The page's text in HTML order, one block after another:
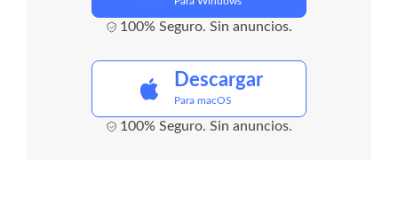
100% Seguro. Sin anuncios.
Descargar
Para macOS
100% Seguro. Sin anuncios.